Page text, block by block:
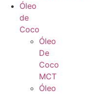
Óleo
de
Coco
Óleo
De
Coco
MCT
Óleo